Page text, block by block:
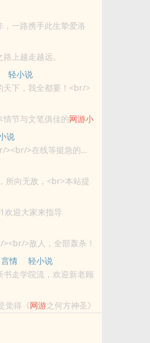
章节在线阅读.
一路携手此生挚爱洛
上越走越远。
轻小说
天下，我全都要！<br/>
节与文笔俱佳的网游小
说
><br/>在线等挺急的…
所向无敌，<br>本站提
博里的朋友推荐哦！
欢迎大家来指导
>敌人，全部轰杀！
言情
轻小说
走学院流，欢迎新老顾
觉得《网游之何方神圣》